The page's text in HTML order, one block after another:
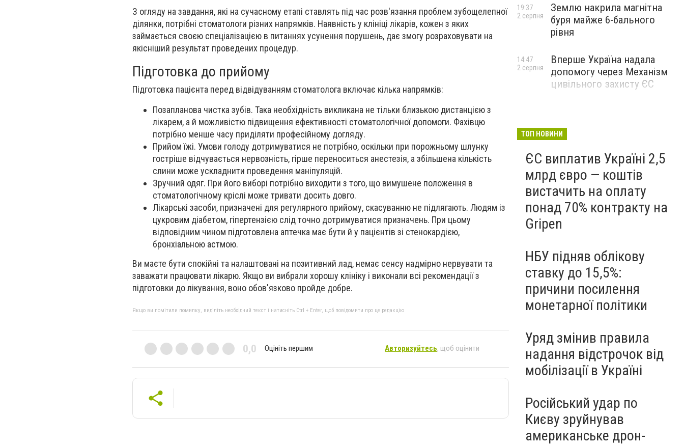
З огляду на завдання, які на сучасному етапі ставлять під час розв'язання проблем зубощелепної
ділянки, потрібні стоматологи різних напрямків. Наявність у клініці лікарів, кожен з яких
займається своєю спеціалізацією в питаннях усунення порушень, дає змогу розраховувати на
якісніший результат проведених процедур.
Підготовка до прийому
Підготовка пацієнта перед відвідуванням стоматолога включає кілька напрямків:
Позапланова чистка зубів. Така необхідність викликана не тільки близькою дистанцією з
лікарем, а й можливістю підвищення ефективності стоматологічної допомоги. Фахівцю
потрібно менше часу приділяти професійному догляду.
Прийом їжі. Умови голоду дотримуватися не потрібно, оскільки при порожньому шлунку
гостріше відчувається нервозність, гірше переноситься анестезія, а збільшена кількість
слини може ускладнити проведення маніпуляцій.
Зручний одяг. При його виборі потрібно виходити з того, що вимушене положення в
стоматологічному кріслі може тривати досить довго.
Лікарські засоби, призначені для регулярного прийому, скасуванню не підлягають. Людям із
цукровим діабетом, гіпертензією слід точно дотримуватися призначень. При цьому
відповідним чином підготовлена аптечка має бути й у пацієнтів зі стенокардією,
бронхіальною астмою.
Ви маєте бути спокійні та налаштовані на позитивний лад, немає сенсу надмірно нервувати та
заважати працювати лікарю. Якщо ви вибрали хорошу клініку і виконали всі рекомендації з
підготовки до лікування, воно обов'язково пройде добре.
Якщо ви помітили помилку, виділіть необхідний текст і натисніть Ctrl + Enter, щоб повідомити про це редакцію
0,0 Оцініть першим Авторизуйтесь, щоб оцінити
Землю накрила магнітна
буря майже 6-бального
рівня
19:37
2 серпня
Вперше Україна надала
допомогу через Механізм
цивільного захисту ЄС
14:47
2 серпня
ТОП НОВИНИ
ЄС виплатив Україні 2,5
млрд євро — коштів
вистачить на оплату
понад 70% контракту на
Gripen
НБУ підняв облікову
ставку до 15,5%:
причини посилення
монетарної політики
Уряд змінив правила
надання відстрочок від
мобілізації в Україні
Російський удар по
Києву зруйнував
американське дрон-